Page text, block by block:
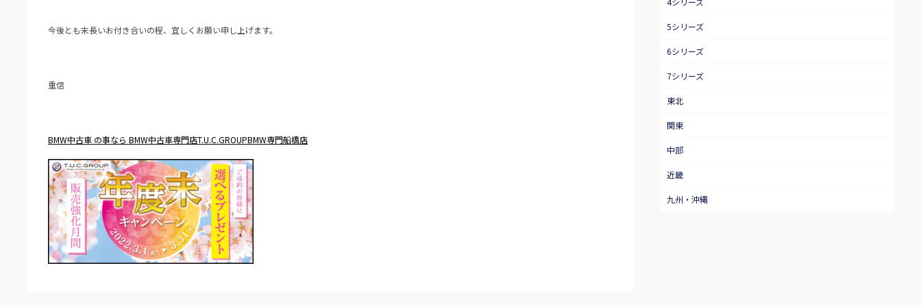
今後とも末長いお付き合いの程、宜しくお願い申し上げます。
重信
BMW中古車 の事なら BMW中古車専門店T.U.C.GROUPBMW専門船橋店
5シリーズ
6シリーズ
7シリーズ
東北
関東
中部
近畿
九州・沖縄